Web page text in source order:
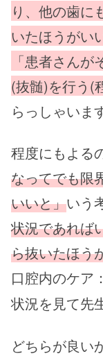
り、他の歯に
いたほうがい
「患者さん
(抜髄)を行う(
らっしゃいま
程度にもよる
なってでも限
いいと」いう
状況であれば
ら抜いたほう
口腔内のケア：
状況を見て先
どちらが良い